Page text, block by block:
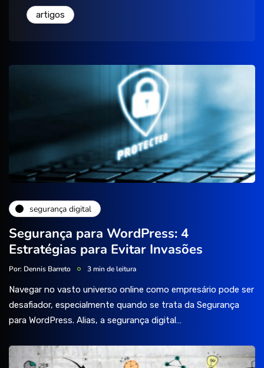
artigos
segurança digital
Segurança para WordPress: 4
Estratégias para Evitar Invasões
Por: Dennis Barreto 3 min de leitura
Navegar no vasto universo online como empresário pode ser
desafiador, especialmente quando se trata da Segurança
para WordPress. Alias, a segurança digital…